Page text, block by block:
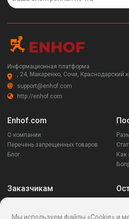
Информационная платформа
, 24, Макаренко, Сочи, Краснодарский
support@enhof.com
http://enhof.com
Enhof.com
О компании
Перечень запрещенных товаров
Блог
Как
Заказчикам
Ваши запросы
Мы используем файлы «Cookie» и